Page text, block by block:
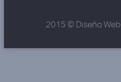
2015 © Diseño Web